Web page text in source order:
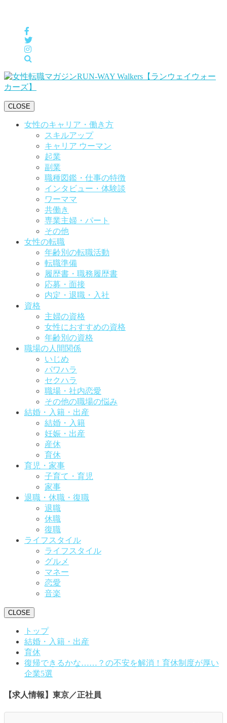
CLOSE
女性のキャリア・働き方
スキルアップ
キャリア ウーマン
起業
副業
職種図鑑・仕事の特徴
インタビュー・体験談
ワーママ
共働き
専業主婦・パート
その他
女性の転職
年齢別の転職活動
転職準備
履歴書・職務履歴書
応募・面接
内定・退職・入社
資格
主婦の資格
女性におすすめの資格
年齢別の資格
職場の人間関係
いじめ
パワハラ
セクハラ
職場・社内恋愛
その他の職場の悩み
結婚・入籍・出産
結婚・入籍
妊娠・出産
産休
育休
育児・家事
子育て・育児
家事
退職・休職・復職
退職
休職
復職
ライフスタイル
ライフスタイル
グルメ
マネー
恋愛
音楽
CLOSE
トップ
結婚・入籍・出産
育休
復帰できるかな……？の不安を解消！育休制度が厚い
企業5選
【求人情報】東京／正社員